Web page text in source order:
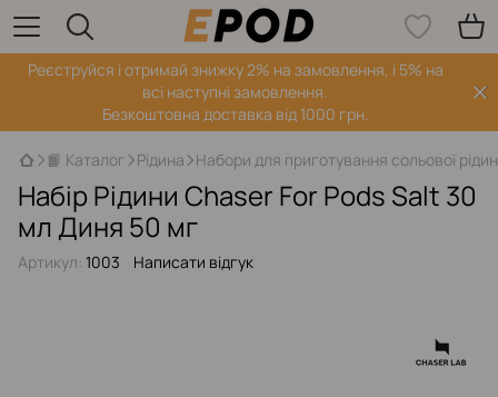
Реєструйся і отримай знижку 2% на замовлення, і 5% на
всі наступні замовлення.
Безкоштовна доставка від 1000 грн.
📙 Каталог Рідина Набори для приготування сольової
Набір Рідини Chaser For Pods Salt 30
мл Диня 50 мг
Артикул: 1003 Написати відгук